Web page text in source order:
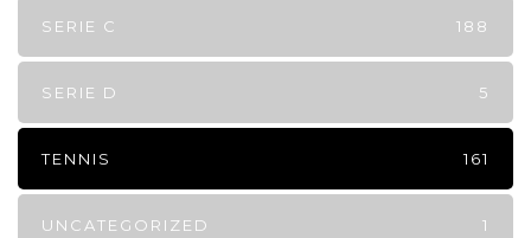
SERIE C 188
SERIE D 5
TENNIS 161
UNCATEGORIZED 1